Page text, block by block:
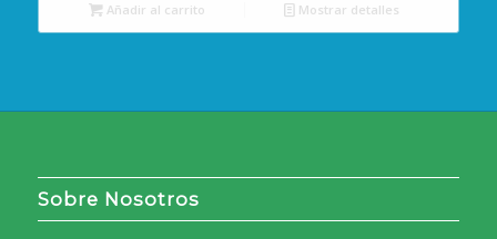
Añadir al carrito Mostrar detalles
Sobre Nosotros